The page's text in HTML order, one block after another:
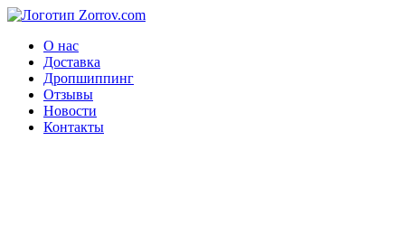
О нас
Доставка
Дропшиппинг
Отзывы
Новости
Контакты